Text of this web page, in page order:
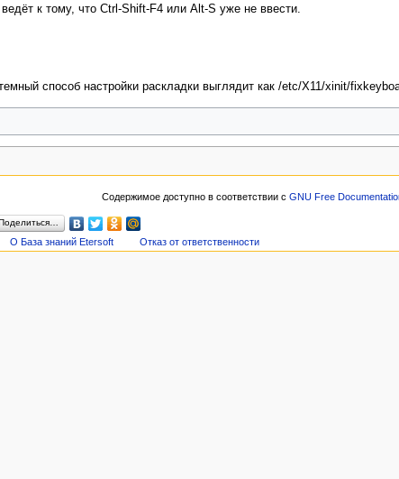
к тому, что Ctrl-Shift-F4 или Alt-S уже не ввести.
способ настройки раскладки выглядит как /etc/X11/xinit/
Содержимое доступно в соответствии с GNU Free
О База знаний Etersoft Отказ от ответственности